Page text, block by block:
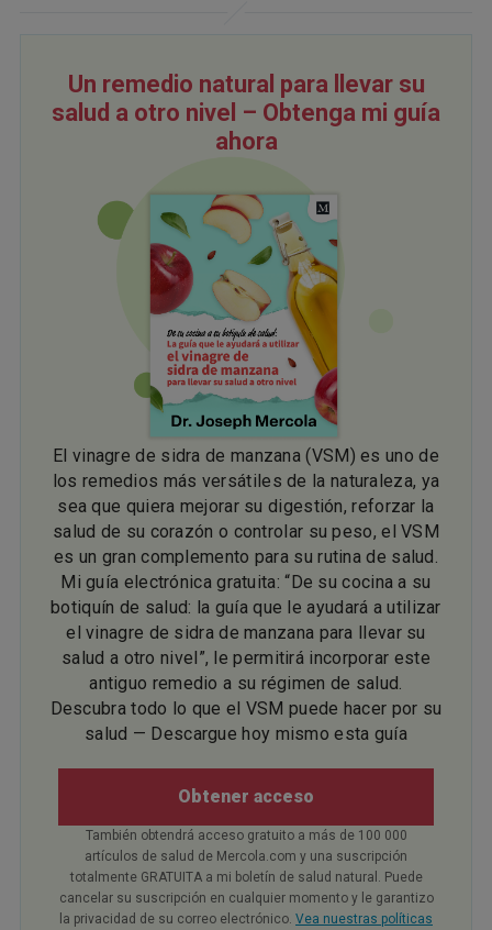
Un remedio natural para llevar su
salud a otro nivel – Obtenga mi guía
ahora
El vinagre de sidra de manzana (VSM) es uno de
los remedios más versátiles de la naturaleza, ya
sea que quiera mejorar su digestión, reforzar la
salud de su corazón o controlar su peso, el VSM
es un gran complemento para su rutina de salud.
Mi guía electrónica gratuita: “De su cocina a su
botiquín de salud: la guía que le ayudará a utilizar
el vinagre de sidra de manzana para llevar su
salud a otro nivel”, le permitirá incorporar este
antiguo remedio a su régimen de salud.
Descubra todo lo que el VSM puede hacer por su
salud — Descargue hoy mismo esta guía
Obtener acceso
También obtendrá acceso gratuito a más de 100 000
artículos de salud de Mercola.com y una suscripción
totalmente GRATUITA a mi boletín de salud natural. Puede
cancelar su suscripción en cualquier momento y le garantizo
la privacidad de su correo electrónico. Vea nuestras políticas